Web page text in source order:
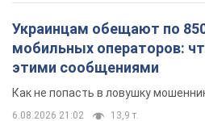
Украинцам обещают по
мобильных операторов:
этими сообщениями
Как не попасть в ловушку
6.08.2026 21:02 13,9 т.